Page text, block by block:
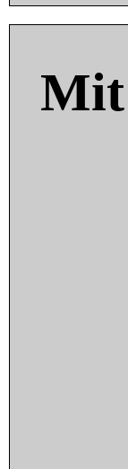
Mit